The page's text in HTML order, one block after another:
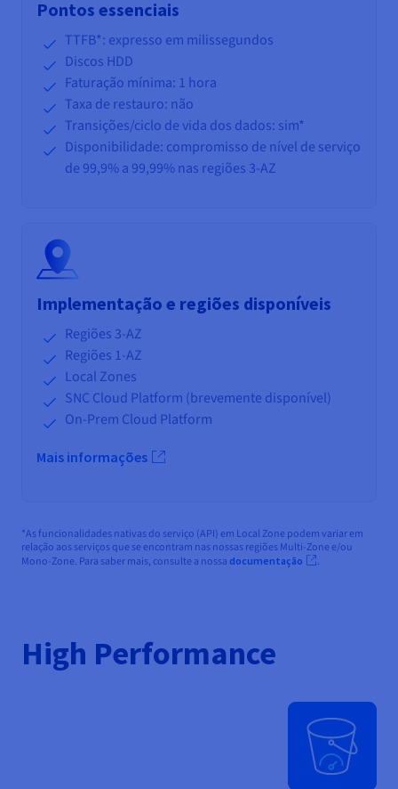
Pontos essenciais
TTFB*: expresso em milissegundos
Discos HDD
Faturação mínima: 1 hora
Taxa de restauro: não
Transições/ciclo de vida dos dados: sim*
Disponibilidade: compromisso de nível de serviço
de 99,9% a 99,99% nas regiões 3-AZ
Implementação e regiões disponíveis
Regiões 3-AZ
Regiões 1-AZ
Local Zones
SNC Cloud Platform (brevemente disponível)
On-Prem Cloud Platform
Mais informações
*As funcionalidades nativas do serviço (API) em Local Zone podem variar em
relação aos serviços que se encontram nas nossas regiões Multi-Zone e/ou
Mono-Zone. Para saber mais, consulte a nossa documentação .
High Performance